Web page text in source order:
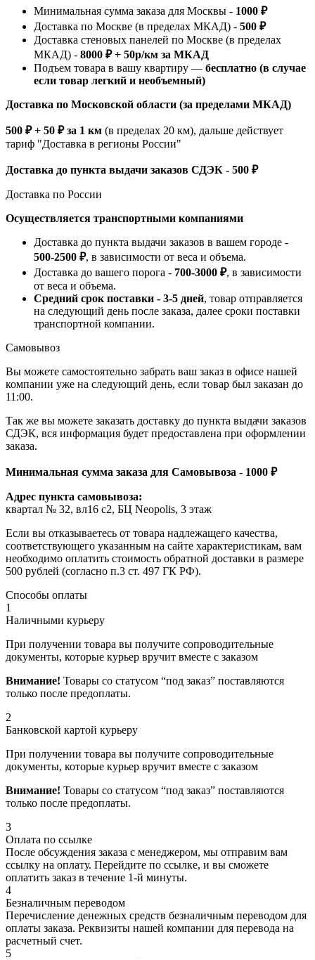
Минимальная сумма заказа для Москвы - 1000 ₽
Доставка по Москве (в пределах МКАД) - 500 ₽
Доставка стеновых панелей по Москве (в пределах
МКАД) - 8000 ₽ + 50р/км за МКАД
Подъем товара в вашу квартиру — бесплатно (в случае
если товар легкий и необъемный)
Доставка по Московской области (за пределами МКАД)
500 ₽ + 50 ₽ за 1 км (в пределах 20 км), дальше действует
тариф "Доставка в регионы России"
Доставка до пункта выдачи заказов СДЭК - 500 ₽
Доставка по России
Осуществляется транспортными компаниями
Доставка до пункта выдачи заказов в вашем городе -
500-2500 ₽, в зависимости от веса и объема.
Доставка до вашего порога - 700-3000 ₽, в зависимости
от веса и объема.
Средний срок поставки - 3-5 дней, товар отправляется
на следующий день после заказа, далее сроки поставки
транспортной компании.
Самовывоз
Вы можете самостоятельно забрать ваш заказ в офисе нашей
компании уже на следующий день, если товар был заказан до
11:00.
Так же вы можете заказать доставку до пункта выдачи заказов
СДЭК, вся информация будет предоставлена при оформлении
заказа.
Минимальная сумма заказа для Самовывоза - 1000 ₽
Адрес пункта самовывоза:
квартал № 32, вл16 с2, БЦ Neopolis, 3 этаж
Если вы отказываетесь от товара надлежащего качества,
соответствующего указанным на сайте характеристикам, вам
необходимо оплатить стоимость обратной доставки в размере
500 рублей (согласно п.3 ст. 497 ГК РФ).
Способы оплаты
1
Наличными курьеру
При получении товара вы получите сопроводительные
документы, которые курьер вручит вместе с заказом
Внимание! Товары со статусом “под заказ” поставляются
только после предоплаты.
2
Банковской картой курьеру
При получении товара вы получите сопроводительные
документы, которые курьер вручит вместе с заказом
Внимание! Товары со статусом “под заказ” поставляются
только после предоплаты.
3
Оплата по ссылке
После обсуждения заказа с менеджером, мы отправим вам
ссылку на оплату. Перейдите по ссылке, и вы сможете
оплатить заказ в течение 1-й минуты.
4
Безналичным переводом
Перечисление денежных средств безналичным переводом для
оплаты заказа. Реквизиты нашей компании для перевода на
расчетный счет.
5